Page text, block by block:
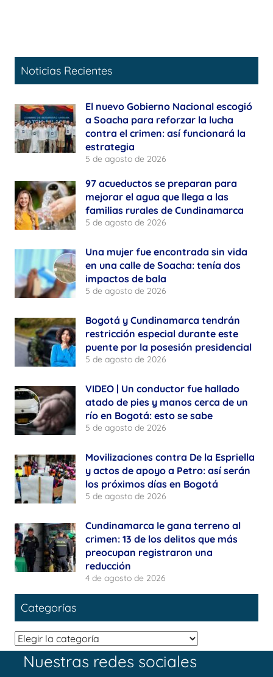
Noticias Recientes
El nuevo Gobierno Nacional escogió
a Soacha para reforzar la lucha
contra el crimen: así funcionará la
estrategia
5 de agosto de 2026
97 acueductos se preparan para
mejorar el agua que llega a las
familias rurales de Cundinamarca
5 de agosto de 2026
Una mujer fue encontrada sin vida
en una calle de Soacha: tenía dos
impactos de bala
5 de agosto de 2026
Bogotá y Cundinamarca tendrán
restricción especial durante este
puente por la posesión presidencial
5 de agosto de 2026
VIDEO | Un conductor fue hallado
atado de pies y manos cerca de un
río en Bogotá: esto se sabe
5 de agosto de 2026
Movilizaciones contra De la Espriella
y actos de apoyo a Petro: así serán
los próximos días en Bogotá
5 de agosto de 2026
Cundinamarca le gana terreno al
crimen: 13 de los delitos que más
preocupan registraron una
reducción
4 de agosto de 2026
Categorías
Categorías
Nuestras redes sociales